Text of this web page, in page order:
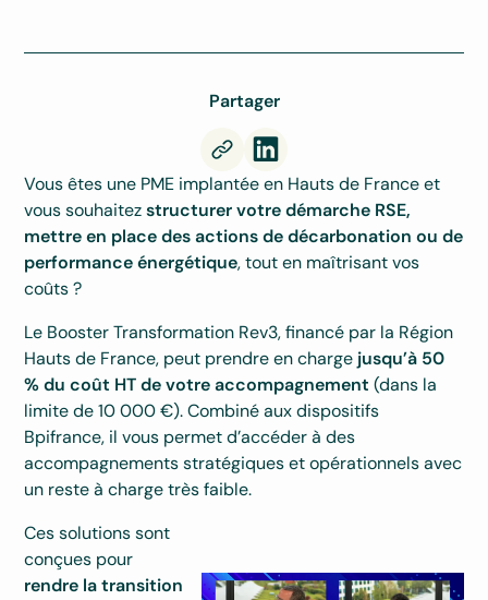
Partager
Vous êtes une PME implantée en Hauts de France et
vous souhaitezstructurer votre démarche RSE,
mettre en place des actions de décarbonation ou de
performance énergétique, tout en maîtrisant vos
coûts ?
Le Booster Transformation Rev3, financé par la Région
Hauts de France, peut prendre en charge jusqu’à 50
% du coût HT de votre accompagnement (dans la
limite de 10 000 €). Combiné aux dispositifs
Bpifrance, il vous permet d’accéder à des
accompagnements stratégiques et opérationnels avec
un reste à charge très faible.
Ces solutions sont
conçues pour
rendre la transition